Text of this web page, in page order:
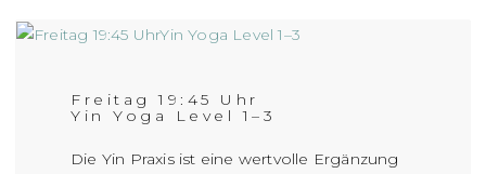
Freitag 19:45 Uhr
Yin Yoga Level 1–3
Die Yin Praxis ist eine wertvolle Ergänzung